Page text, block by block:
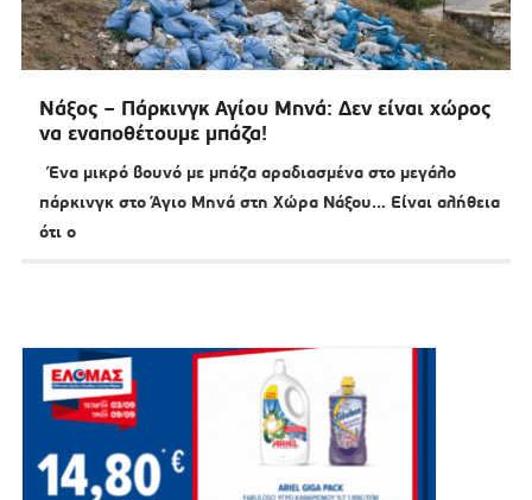
Νάξος – Πάρκινγκ Αγίου Μηνά: Δεν είναι χώρος
να εναποθέτουμε μπάζα!
Ένα μικρό βουνό με μπάζα αραδιασμένα στο μεγάλο
πάρκινγκ στο Άγιο Μηνά στη Χώρα Νάξου… Είναι αλήθεια
ότι ο